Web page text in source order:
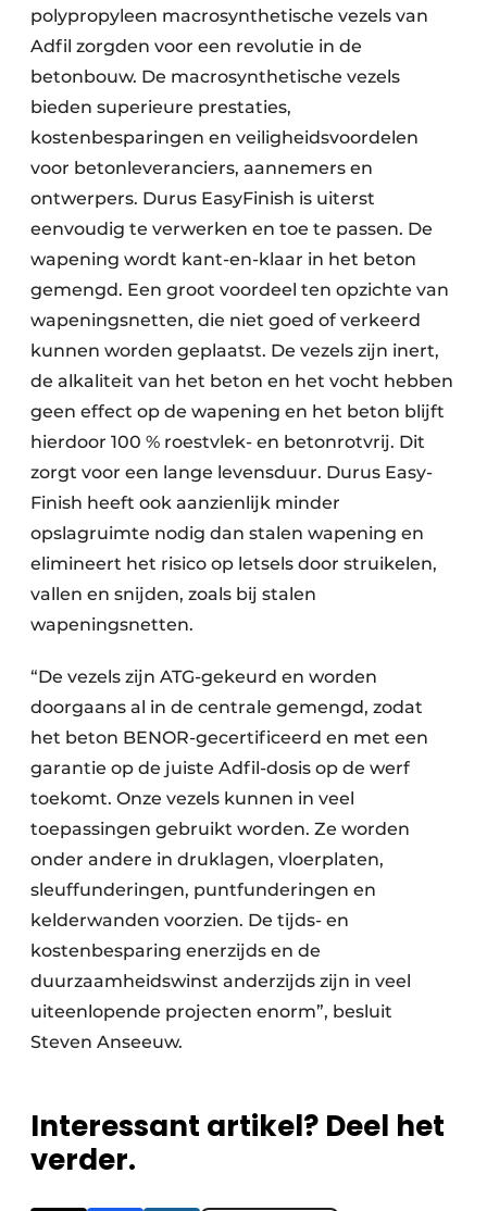
polypropyleen macrosynthetische vezels van
Adfil zorgden voor een revolutie in de
betonbouw. De macrosynthetische vezels
bieden superieure prestaties,
kostenbesparingen en veiligheidsvoordelen
voor betonleveranciers, aannemers en
ontwerpers. Durus EasyFinish is uiterst
eenvoudig te verwerken en toe te passen. De
wapening wordt kant-en-klaar in het beton
gemengd. Een groot voordeel ten opzichte van
wapeningsnetten, die niet goed of verkeerd
kunnen worden geplaatst. De vezels zijn inert,
de alkaliteit van het beton en het vocht hebben
geen effect op de wapening en het beton blijft
hierdoor 100 % roestvlek- en betonrotvrij. Dit
zorgt voor een lange levensduur. Durus Easy-
Finish heeft ook aanzienlijk minder
opslagruimte nodig dan stalen wapening en
elimineert het risico op letsels door struikelen,
vallen en snijden, zoals bij stalen
wapeningsnetten.
“De vezels zijn ATG-gekeurd en worden
doorgaans al in de centrale gemengd, zodat
het beton BENOR-gecertificeerd en met een
garantie op de juiste Adfil-dosis op de werf
toekomt. Onze vezels kunnen in veel
toepassingen gebruikt worden. Ze worden
onder andere in druklagen, vloerplaten,
sleuffunderingen, puntfunderingen en
kelderwanden voorzien. De tijds- en
kostenbesparing enerzijds en de
duurzaamheidswinst anderzijds zijn in veel
uiteenlopende projecten enorm”, besluit
Steven Anseeuw.
Interessant artikel? Deel het
verder.